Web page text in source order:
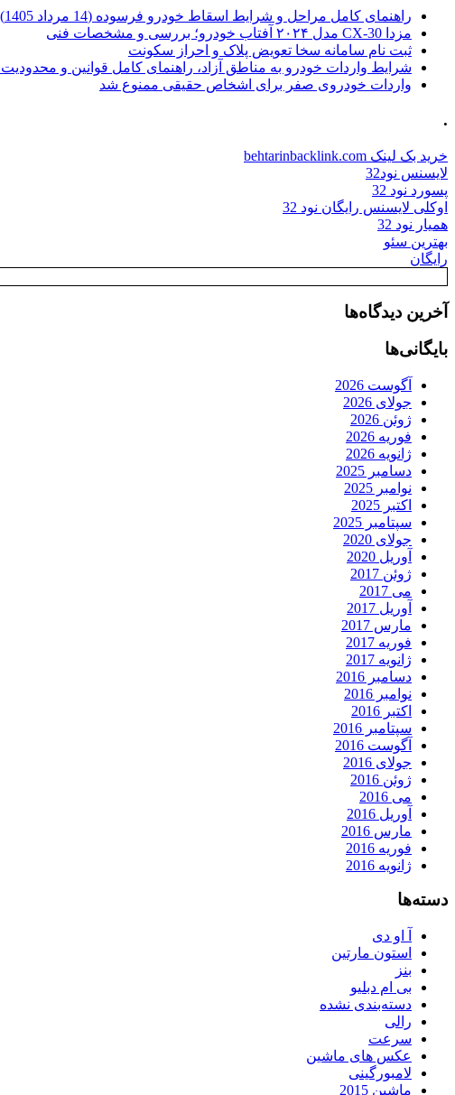
راهنمای کامل مراحل و شرایط اسقاط خودرو فرسوده (14 مرداد 1405)
مزدا CX-30 مدل ۲۰۲۴ آفتاب خودرو؛ بررسی و مشخصات فنی
ثبت نام سامانه سخا تعویض پلاک و احراز سکونت
شرایط واردات خودرو به مناطق آزاد، راهنمای کامل قوانین و محدودیت
واردات خودروی صفر برای اشخاص حقیقی ممنوع شد
.
خرید بک لینک behtarinbacklink.com
لایسنس نود32
پسورد نود 32
اوکلی لایسنس رایگان نود 32
همیار نود 32
بهترین سئو
رایگان
آخرین دیدگاه‌ها
بایگانی‌ها
آگوست 2026
جولای 2026
ژوئن 2026
فوریه 2026
ژانویه 2026
دسامبر 2025
نوامبر 2025
اکتبر 2025
سپتامبر 2025
جولای 2020
آوریل 2020
ژوئن 2017
می 2017
آوریل 2017
مارس 2017
فوریه 2017
ژانویه 2017
دسامبر 2016
نوامبر 2016
اکتبر 2016
سپتامبر 2016
آگوست 2016
جولای 2016
ژوئن 2016
می 2016
آوریل 2016
مارس 2016
فوریه 2016
ژانویه 2016
دسته‌ها
آ او دی
استون مارتین
بنز
بی ام دبلیو
دسته‌بندی نشده
رالی
سرعت
عکس های ماشین
لامبورگینی
ماشین 2015